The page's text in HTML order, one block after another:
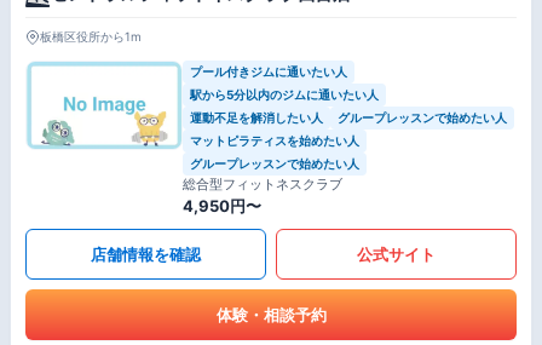
板橋区役所から1m
プール付きジムに通いたい人
駅から5分以内のジムに通いたい人
運動不足を解消したい人
グループレッスンで始めたい人
マットピラティスを始めたい人
グループレッスンで始めたい人
総合型フィットネスクラブ
4,950円〜
店舗情報を確認 公式サイト
体験・相談予約